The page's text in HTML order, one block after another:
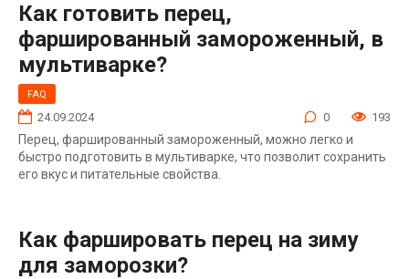
Как готовить перец,
фаршированный замороженный, в
мультиварке?
FAQ
24.09.2024 0 193
Перец, фаршированный замороженный, можно легко и
быстро подготовить в мультиварке, что позволит сохранить
его вкус и питательные свойства.
Как фаршировать перец на зиму
для заморозки?